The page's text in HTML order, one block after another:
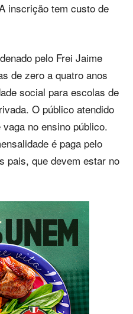
inscrição tem custo de
pelo Frei Jaime
de zero a quatro anos
social para escolas de
O público atendido
no ensino público.
é paga pelo
pais, que devem estar no